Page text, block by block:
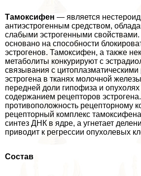
Тамоксифен — является
антиэстрогенным средством,
слабыми эстрогенными свойствами.
основано на способности
эстрогенов. Тамоксифен, а также
метаболиты конкурируют с
связывания с
эстрогена в тканях молочной
передней доли гипофиза и
содержанием рецепторов
противоположность рецепторному
рецепторный комплекс
синтез ДНК в ядре, а угнетает
приводит к регрессии опухолевых
Состав